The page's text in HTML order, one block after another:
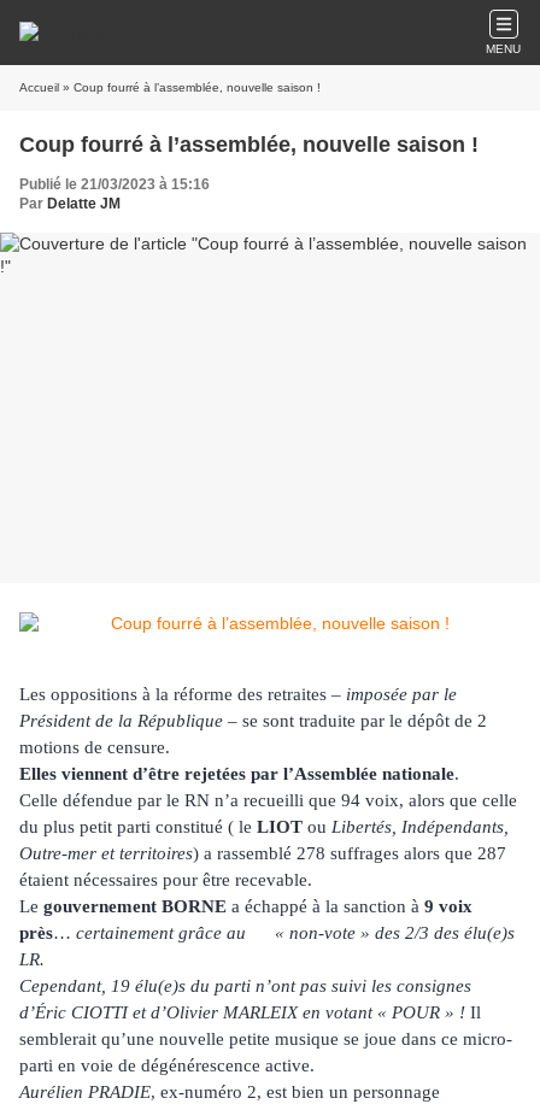
MENU
Accueil » Coup fourré à l’assemblée, nouvelle saison !
Coup fourré à l’assemblée, nouvelle saison !
Publié le 21/03/2023 à 15:16
Par Delatte JM
Les oppositions à la réforme des retraites – imposée par le
Président de la République – se sont traduite par le dépôt de 2
motions de censure.
Elles viennent d’être rejetées par l’Assemblée nationale.
Celle défendue par le RN n’a recueilli que 94 voix, alors que celle
du plus petit parti constitué ( le LIOT ou Libertés, Indépendants,
Outre-mer et territoires) a rassemblé 278 suffrages alors que 287
étaient nécessaires pour être recevable.
Le gouvernement BORNE a échappé à la sanction à 9 voix
près… certainement grâce au « non-vote » des 2/3 des élu(e)s
LR.
Cependant, 19 élu(e)s du parti n’ont pas suivi les consignes
d’Éric CIOTTI et d’Olivier MARLEIX en votant « POUR » ! Il
semblerait qu’une nouvelle petite musique se joue dans ce micro-
parti en voie de dégénérescence active.
Aurélien PRADIE, ex-numéro 2, est bien un personnage